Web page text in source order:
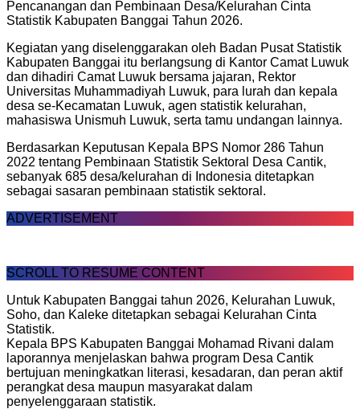
Pencanangan dan Pembinaan Desa/Kelurahan Cinta
Statistik Kabupaten Banggai Tahun 2026.
Kegiatan yang diselenggarakan oleh Badan Pusat Statistik
Kabupaten Banggai itu berlangsung di Kantor Camat Luwuk
dan dihadiri Camat Luwuk bersama jajaran, Rektor
Universitas Muhammadiyah Luwuk, para lurah dan kepala
desa se-Kecamatan Luwuk, agen statistik kelurahan,
mahasiswa Unismuh Luwuk, serta tamu undangan lainnya.
Berdasarkan Keputusan Kepala BPS Nomor 286 Tahun
2022 tentang Pembinaan Statistik Sektoral Desa Cantik,
sebanyak 685 desa/kelurahan di Indonesia ditetapkan
sebagai sasaran pembinaan statistik sektoral.
ADVERTISEMENT
SCROLL TO RESUME CONTENT
Untuk Kabupaten Banggai tahun 2026, Kelurahan Luwuk,
Soho, dan Kaleke ditetapkan sebagai Kelurahan Cinta
Statistik.
Kepala BPS Kabupaten Banggai Mohamad Rivani dalam
laporannya menjelaskan bahwa program Desa Cantik
bertujuan meningkatkan literasi, kesadaran, dan peran aktif
perangkat desa maupun masyarakat dalam
penyelenggaraan statistik.